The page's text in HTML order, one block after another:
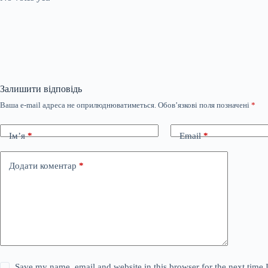
Залишити відповідь
Ваша e-mail адреса не оприлюднюватиметься. Обов’язкові поля позначені *
Ім’я* Email*
Додати коментар *